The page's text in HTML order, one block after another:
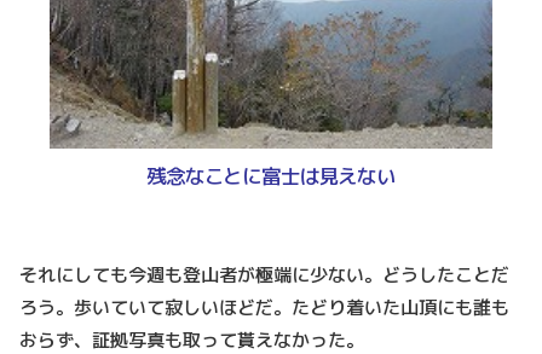
残念なことに富士は見えない
それにしても今週も登山者が極端に少ない。どうしたことだ
ろう。歩いていて寂しいほどだ。たどり着いた山頂にも誰も
おらず、証拠写真も取って貰えなかった。